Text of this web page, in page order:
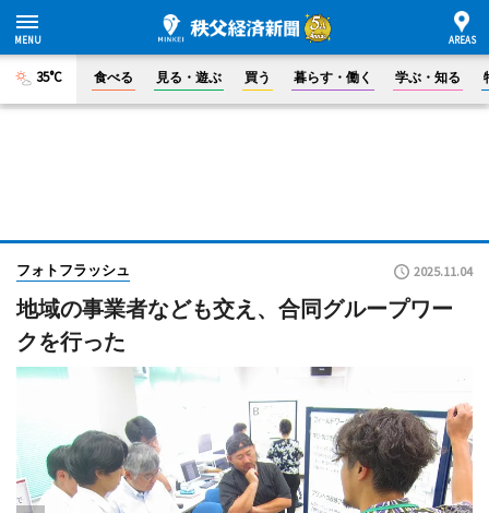
35°C 食べる 見る・遊ぶ 買う 暮らす・働く 学ぶ・知る
フォトフラッシュ 2025.11.04
地域の事業者なども交え、合同グループワー
クを行った